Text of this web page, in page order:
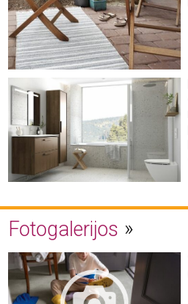
Fotogalerijos